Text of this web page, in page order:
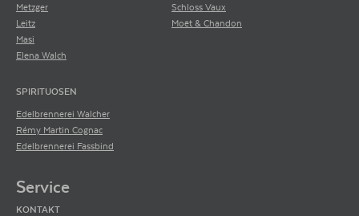
Metzger
Leitz
Masi
Elena Walch
Schloss Vaux
Moët & Chandon
SPIRITUOSEN
Edelbrennerei Walcher
Rémy Martin Cognac
Edelbrennerei Fassbind
Service
KONTAKT